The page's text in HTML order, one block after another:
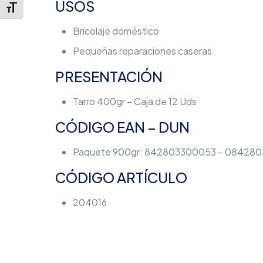
Alternar tamaño de letra
USOS
Bricolaje doméstico
Pequeñas reparaciones caseras
PRESENTACIÓN
Tarro 400gr – Caja de 12 Uds
CÓDIGO EAN – DUN
Paquete 900gr: 842803300053 –
CÓDIGO ARTÍCULO
204016